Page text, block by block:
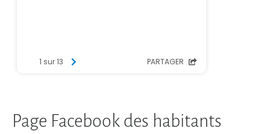
Toutes les infos partagées par les habitants